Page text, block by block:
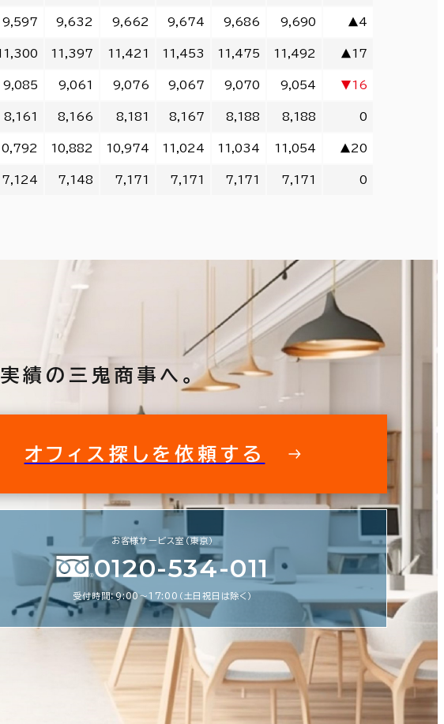
9,597 9,632 9,662 9,674 9,686 9,690 ▲4
11,397 11,421 11,453 11,475 11,492 ▲17
9,085 9,061 9,076 9,067 9,070 9,054 ▼16
8,161 8,166 8,181 8,167 8,188 8,188 0
10,882 10,974 11,024 11,034 11,054 ▲20
7,124 7,148 7,171 7,171 7,171 7,171 0
績の三鬼商事へ。
オフィスビルの情報がすぐに欲しい！ そんな
時は三鬼商事へお問い合わせください。 より
速く、より正確に、より良い情報をお届けしま
す。
私
オフィス探しを依頼する
お客様サービス室（東京）
0120-534-011
受付時間：9:00〜17:00（土日祝日は除く）